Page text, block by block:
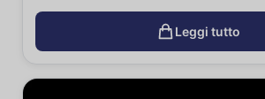
Leggi tutto